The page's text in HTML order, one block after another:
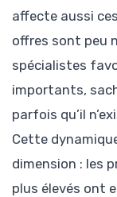
affecte aussi
offres sont peu
spécialistes
importants,
parfois qu’il
Cette
dimension : les
plus élevés ont